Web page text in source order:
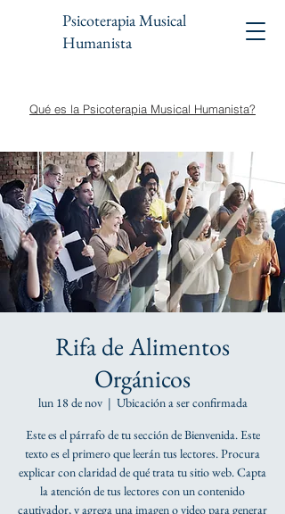
Psicoterapia Musical
Humanista
Qué es la Psicoterapia Musical Humanista?
Rifa de Alimentos
Orgánicos
lun 18 de nov
  |
Ubicación a ser confirmada
Este es el párrafo de tu sección de Bienvenida. Este
texto es el primero que leerán tus lectores. Procura
explicar con claridad de qué trata tu sitio web. Capta
la atención de tus lectores con un contenido
cautivador, y agrega una imagen o video para generar